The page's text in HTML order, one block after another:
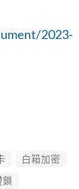
2023-
白箱加密
鎖